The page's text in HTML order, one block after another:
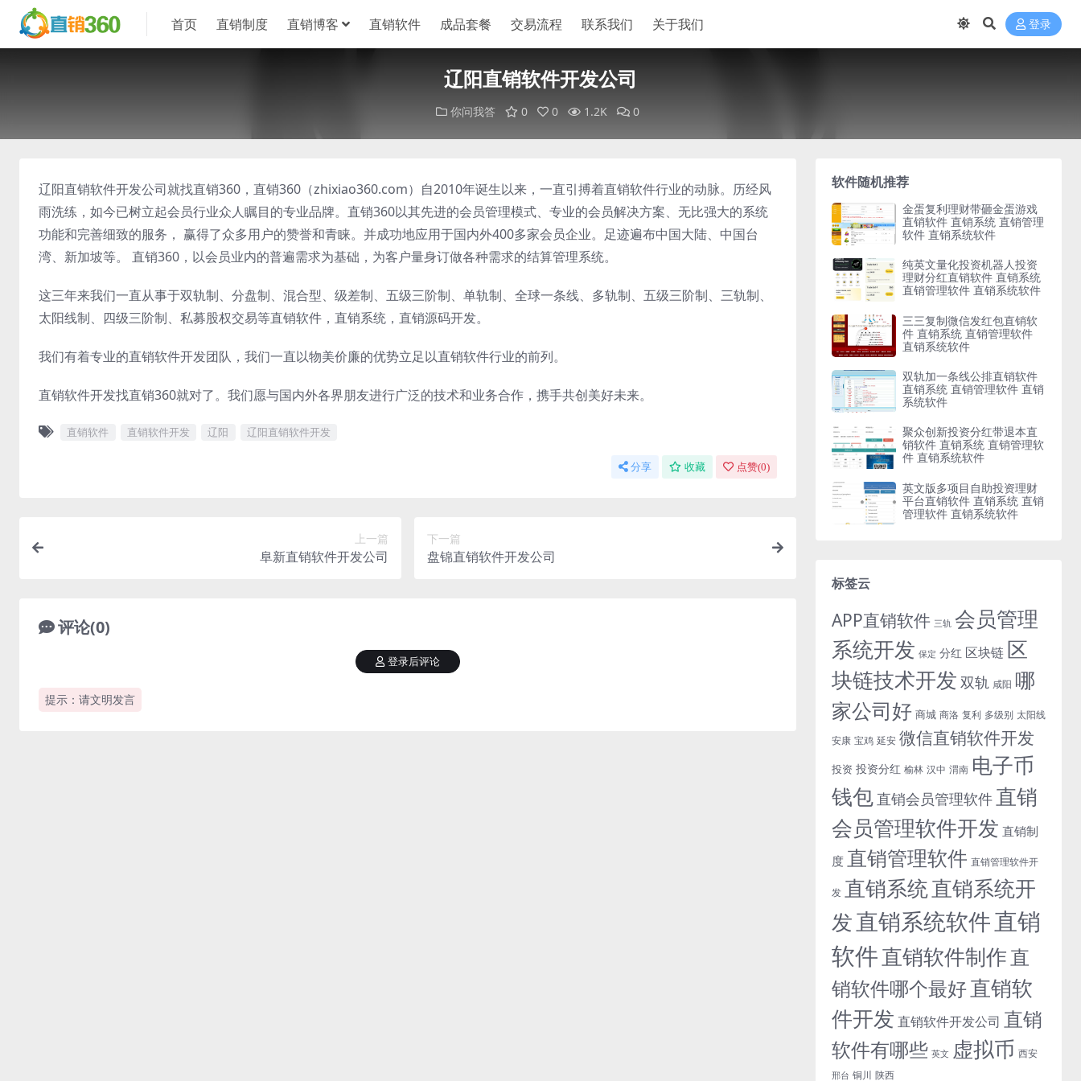
首页 直销制度 直销博客 直销软件 成品套餐 交易流程 联系我们 关于我们 登录
辽阳直销软件开发公司
你问我答 0 0 1.2K 0
辽阳直销软件开发公司就找直销360，直销360（zhixiao360.com）自2010年诞生以来，一直引搏着直销软件行业的动脉。历经风
雨洗练，如今已树立起会员行业众人瞩目的专业品牌。直销360以其先进的会员管理模式、专业的会员解决方案、无比强大的系统
功能和完善细致的服务， 赢得了众多用户的赞誉和青睐。并成功地应用于国内外400多家会员企业。足迹遍布中国大陆、中国台
湾、新加坡等。 直销360，以会员业内的普遍需求为基础，为客户量身订做各种需求的结算管理系统。
这三年来我们一直从事于双轨制、分盘制、混合型、级差制、五级三阶制、单轨制、全球一条线、多轨制、五级三阶制、三轨制、
太阳线制、四级三阶制、私募股权交易等直销软件，直销系统，直销源码开发。
我们有着专业的直销软件开发团队，我们一直以物美价廉的优势立足以直销软件行业的前列。
直销软件开发找直销360就对了。我们愿与国内外各界朋友进行广泛的技术和业务合作，携手共创美好未来。
直销软件 直销软件开发 辽阳 辽阳直销软件开发
分享 收藏 点赞(0)
上一篇
阜新直销软件开发公司
下一篇
盘锦直销软件开发公司
评论(0)
提示：请文明发言
登录后评论
软件随机推荐
金蛋复利理财带砸金蛋游戏
直销软件 直销系统 直销管理
软件 直销系统软件
纯英文量化投资机器人投资
理财分红直销软件 直销系统
直销管理软件 直销系统软件
三三复制微信发红包直销软
件 直销系统 直销管理软件
直销系统软件
双轨加一条线公排直销软件
直销系统 直销管理软件 直销
系统软件
聚众创新投资分红带退本直
销软件 直销系统 直销管理软
件 直销系统软件
英文版多项目自助投资理财
平台直销软件 直销系统 直销
管理软件 直销系统软件
标签云
APP直销软件 三轨 会员管理
系统开发 保定 分红 区块链 区
块链技术开发 双轨 咸阳 哪
家公司好 商城 商洛 复利 多级别 太阳线
安康 宝鸡 延安 微信直销软件开发
投资 投资分红 榆林 汉中 渭南 电子币
钱包 直销会员管理软件 直销
会员管理软件开发 直销制
度 直销管理软件 直销管理软件开
发 直销系统直销系统开
发直销系统软件直销
软件直销软件制作直
销软件哪个最好直销软
件开发 直销软件开发公司 直销
软件有哪些 英文 虚拟币 西安
邢台 铜川 陕西